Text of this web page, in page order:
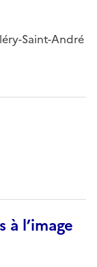
Saint-André
l’image